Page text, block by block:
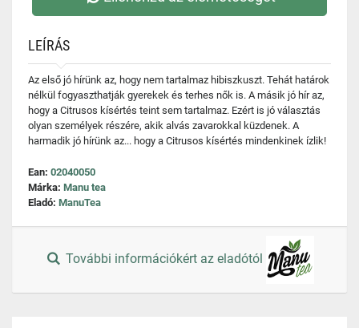
LEÍRÁS
Az első jó hírünk az, hogy nem tartalmaz hibiszkuszt. Tehát határok
nélkül fogyaszthatják gyerekek és terhes nők is. A másik jó hír az,
hogy a Citrusos kísértés teint sem tartalmaz. Ezért is jó választás
olyan személyek részére, akik alvás zavarokkal küzdenek. A
harmadik jó hírünk az... hogy a Citrusos kísértés mindenkinek ízlik!
Ean: 02040050
Márka: Manu tea
Eladó: ManuTea
További információkért az eladótól